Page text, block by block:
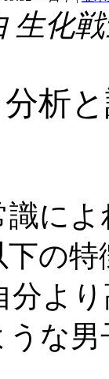
生化
析
識に
下の
よ
な